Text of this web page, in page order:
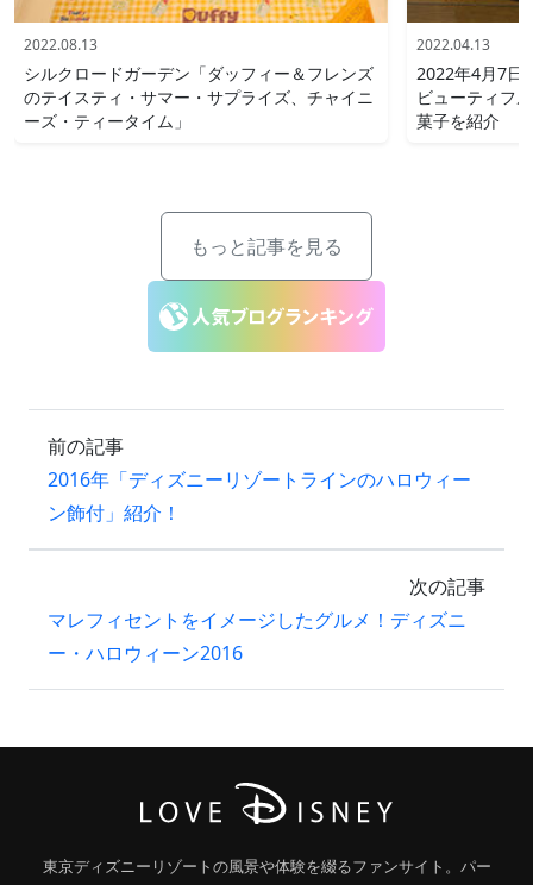
2022.08.13
シルクロードガーデン「ダッフィー＆フレンズ
のテイスティ・サマー・サプライズ、チャイニ
ーズ・ティータイム」
2022.04.13
2022年4月7日
ビューティフ
菓子を紹介
もっと記事を見る
前の記事
2016年「ディズニーリゾートラインのハロウィー
ン飾付」紹介！
次の記事
マレフィセントをイメージしたグルメ！ディズニ
ー・ハロウィーン2016
東京ディズニーリゾートの風景や体験を綴るファンサイト。パー